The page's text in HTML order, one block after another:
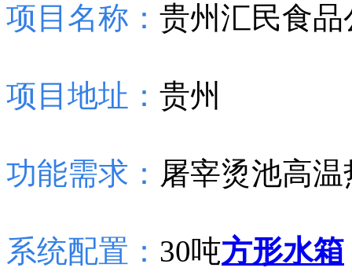
项目名称： 贵州汇民食
项目地址： 贵州
功能需求： 屠宰烫池高
系统配置： 30吨方形水箱